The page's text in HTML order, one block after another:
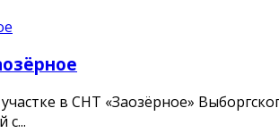
в СНТ «Заозёрное»
с...